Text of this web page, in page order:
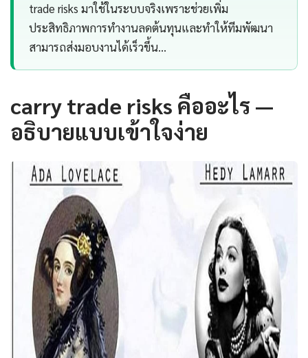
trade risks มาใช้ในระบบจริงเพราะช่วยเพิ่ม
ประสิทธิภาพการทำงานลดต้นทุนและทำให้ทีมพัฒนา
สามารถส่งมอบงานได้เร็วขึ้น…
carry trade risks คืออะไร —
อธิบายแบบเข้าใจง่าย